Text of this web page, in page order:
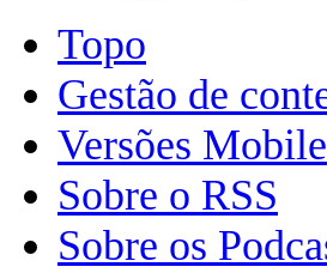
Topo
Gestão de
Versões Mobile
Sobre o RSS
Sobre os